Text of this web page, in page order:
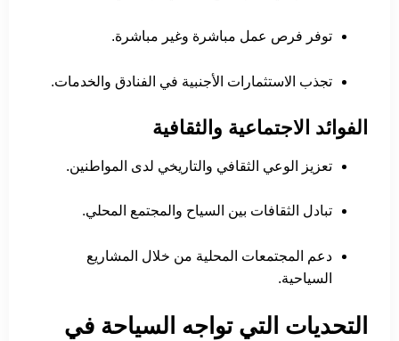
توفر فرص عمل مباشرة وغير مباشرة.
تجذب الاستثمارات الأجنبية في الفنادق والخدمات.
الفوائد الاجتماعية والثقافية
تعزيز الوعي الثقافي والتاريخي لدى المواطنين.
تبادل الثقافات بين السياح والمجتمع المحلي.
دعم المجتمعات المحلية من خلال المشاريع
السياحية.
التحديات التي تواجه السياحة في